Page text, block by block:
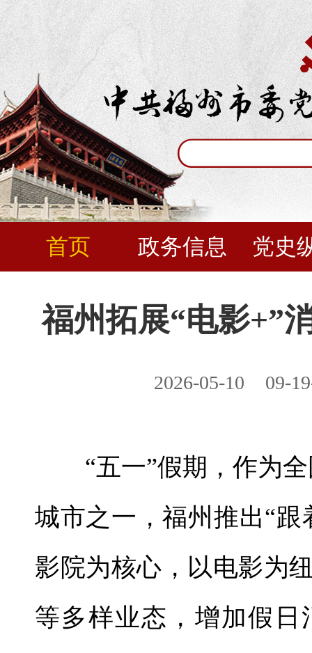
首页 政务信息 党史
福州拓展“电影+”
2026-05-10 09-
“五一”假期，作为
城市之一，福州推出“
影院为核心，以电影为
等多样业态，增加假